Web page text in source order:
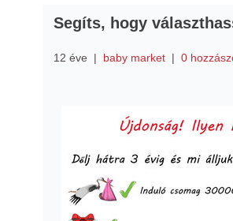
Segíts, hogy
12 éve | baby market | 0